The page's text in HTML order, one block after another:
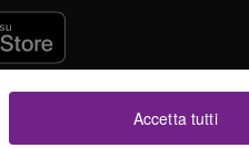
Accetta tutti